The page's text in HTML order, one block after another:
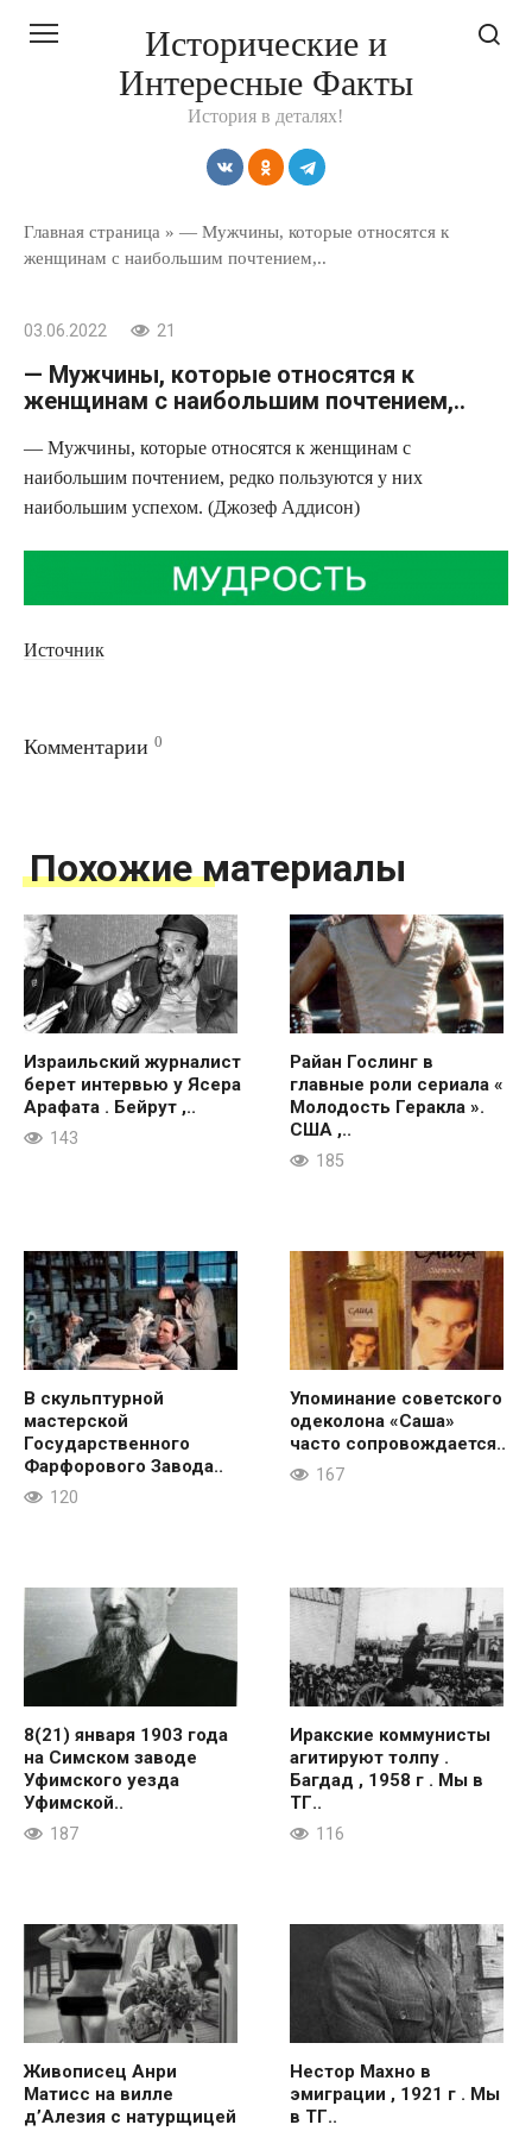
Исторические и
Интересные Факты
История в деталях!
Главная страница » — Мужчины, которые относятся к
женщинам с наибольшим почтением,..
03.06.2022 21
— Мужчины, которые относятся к
женщинам с наибольшим почтением,..
— Мужчины, которые относятся к женщинам с
наибольшим почтением, редко пользуются у них
наибольшим успехом. (Джозеф Аддисон)
Источник
Комментарии 0
Похожие материалы
Израильский журналист
берет интервью у Ясера
Арафата . Бейрут ,..
143
Райан Гослинг в
главные роли сериала «
Молодость Геракла ».
США ,..
185
В скульптурной
мастерской
Государственного
Фарфорового Завода..
120
Упоминание советского
одеколона «Саша»
часто сопровождается..
167
8(21) января 1903 года
на Симском заводе
Уфимского уезда
Уфимской..
187
Иракские коммунисты
агитируют толпу .
Багдад , 1958 г . Мы в
ТГ..
116
Живописец Анри
Матисс на вилле
д’Алезия с натурщицей
Нестор Махно в
эмиграции , 1921 г . Мы
в ТГ..